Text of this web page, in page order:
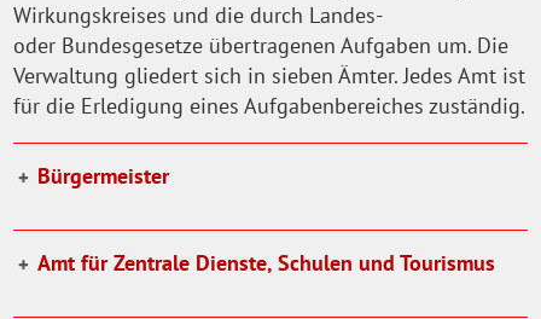
Wirkungskreises und die durch Landes-
oder Bundesgesetze übertragenen Aufgaben um. Die
Verwaltung gliedert sich in sieben Ämter. Jedes Amt ist
für die Erledigung eines Aufgabenbereiches zuständig.
Bürgermeister
Amt für Zentrale Dienste, Schulen und Tourismus